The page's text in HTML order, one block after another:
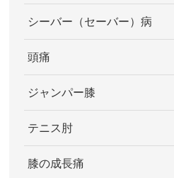
シーバー（セーバー）病
頭痛
ジャンパー膝
テニス肘
膝の成長痛